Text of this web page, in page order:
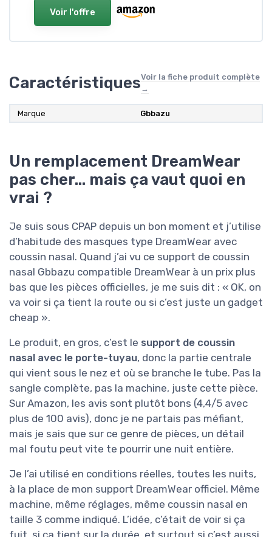
Voir l'offre
CaractéristiquesVoir la fiche produit complète
→
Marque Gbbazu
Un remplacement DreamWear
pas cher… mais ça vaut quoi en
vrai ?
Je suis sous CPAP depuis un bon moment et j’utilise
d’habitude des masques type DreamWear avec
coussin nasal. Quand j’ai vu ce support de coussin
nasal Gbbazu compatible DreamWear à un prix plus
bas que les pièces officielles, je me suis dit : « OK, on
va voir si ça tient la route ou si c’est juste un gadget
cheap ».
Le produit, en gros, c’est le support de coussin
nasal avec le porte-tuyau, donc la partie centrale
qui vient sous le nez et où se branche le tube. Pas la
sangle complète, pas la machine, juste cette pièce.
Sur Amazon, les avis sont plutôt bons (4,4/5 avec
plus de 100 avis), donc je ne partais pas méfiant,
mais je sais que sur ce genre de pièces, un détail
mal foutu peut vite te pourrir une nuit entière.
Je l’ai utilisé en conditions réelles, toutes les nuits,
à la place de mon support DreamWear officiel. Même
machine, même réglages, même coussin nasal en
taille 3 comme indiqué. L’idée, c’était de voir si ça